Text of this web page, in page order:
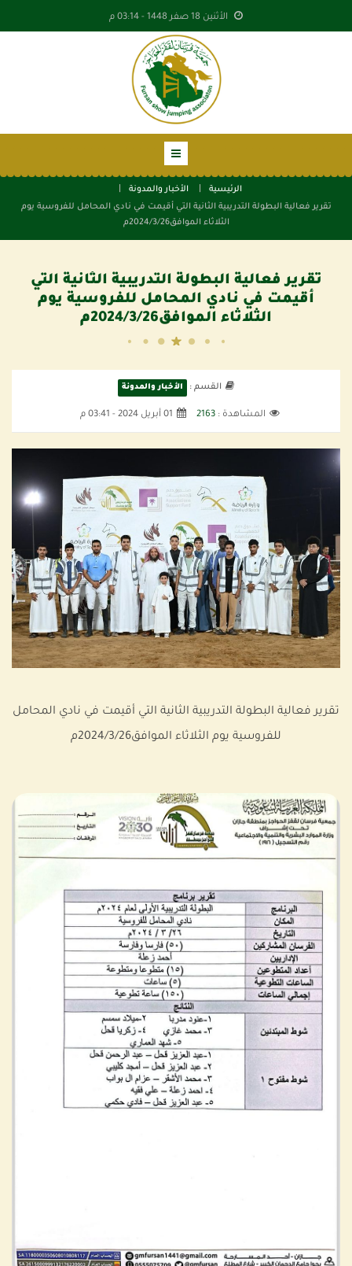
الأثنين 18 صفر 1448 - 03:14 م
الرئيسية
الأخبار والمدونة
تقرير فعالية البطولة التدريبية الثانية التي أقيمت في نادي المحامل للفروسية يوم
الثلاثاء الموافق2024/3/26م
تقرير فعالية البطولة التدريبية الثانية التي
أقيمت في نادي المحامل للفروسية يوم
الثلاثاء الموافق2024/3/26م
القسم : الأخبار والمدونة
المشاهدة : 2163 01 أبريل 2024 - 03:41 م
تقرير فعالية البطولة التدريبية الثانية التي أقيمت في نادي المحامل
للفروسية يوم الثلاثاء الموافق2024/3/26م